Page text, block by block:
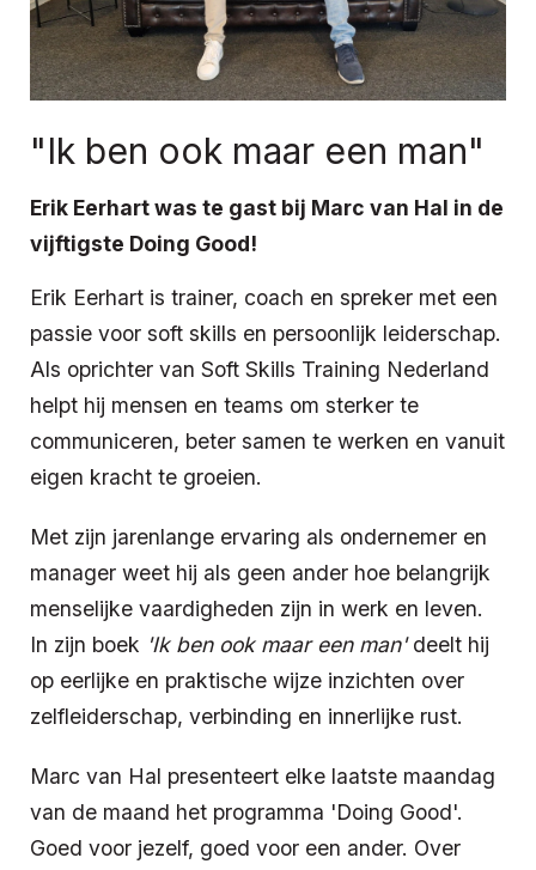
"Ik ben ook maar een man"
Erik Eerhart was te gast bij Marc van Hal in de
vijftigste Doing Good!
Erik Eerhart is trainer, coach en spreker met een
passie voor soft skills en persoonlijk leiderschap.
Als oprichter van Soft Skills Training Nederland
helpt hij mensen en teams om sterker te
communiceren, beter samen te werken en vanuit
eigen kracht te groeien.
Met zijn jarenlange ervaring als ondernemer en
manager weet hij als geen ander hoe belangrijk
menselijke vaardigheden zijn in werk en leven.
In zijn boek 'Ik ben ook maar een man'deelt hij
op eerlijke en praktische wijze inzichten over
zelfleiderschap, verbinding en innerlijke rust.
Marc van Hal presenteert elke laatste maandag
van de maand het programma 'Doing Good'.
Goed voor jezelf, goed voor een ander. Over